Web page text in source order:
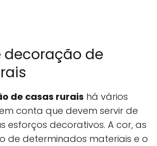
decoração de
de casas rurais há vários
conta que devem servir de
esforços decorativos. A cor, as
de determinados materiais e o